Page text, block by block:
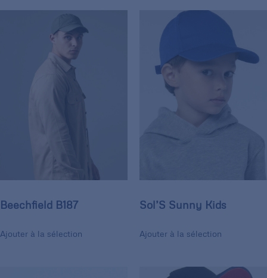
Beechfield B187
Ajouter à la sélection
Sol’S Sunny Kids
Ajouter à la sélection